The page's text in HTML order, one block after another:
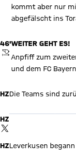
kommt aber nur
abgefälscht ins
46'
ANPFIFF
WEITER GEHT ES!
Anpfiff zum
und dem FC
HZDie Teams sind
HZ
TWITTER-BEITRAG
verarbeiten.
HZLeverkusen